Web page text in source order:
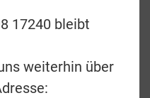
alle Unterkünfte
einer Kategorie
17240 bleibt
weiterhin über